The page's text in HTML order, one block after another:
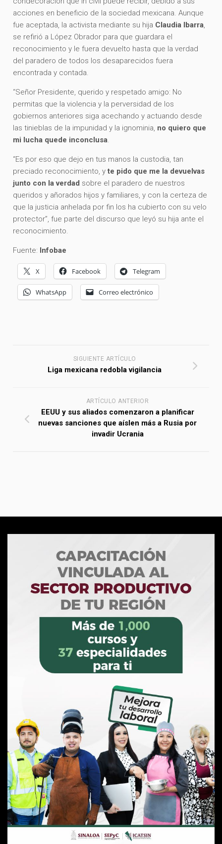
acciones en beneficio de la sociedad mexicana. Aunque
fue aceptada, la activista mediante su hija Claudia Ibarra,
se refirió a López Obrador para que guardara el
reconocimiento y le fuera devuelto hasta que la verdad
del paradero de todos los desaparecidos fuera
encontrada y contada.
“Señor Presidente, querido y respetado amigo: No
permitas que la violencia y la perversidad de los
gobiernos anteriores siga acechando y actuando desde
las tinieblas de la impunidad y la ignominia, no quiero que
mi lucha quede inconclusa.
“Es por eso que dejo en tus manos la custodia, tan
preciado reconocimiento, yte pido que me la devuelvas
junto con la verdad sobre el paradero de nuestros
queridos y añorados hijos y familiares, y con la certeza de
que la justicia anhelada por fin los ha cubierto con su velo
protector”, fue parte del discurso que leyó su hija ante el
reconocimiento.
Fuente: Infobae
X Facebook Telegram
WhatsApp Correo electrónico
SIGUIENTE ARTÍCULO
Liga mexicana redobla vigilancia
ARTÍCULO ANTERIOR
EEUU y sus aliados comenzaron a planificar
nuevas sanciones que aíslen más a Rusia por
invadir Ucrania